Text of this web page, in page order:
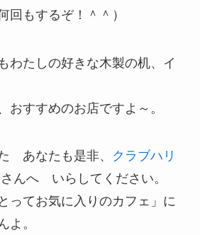
回もするぞ！＾＾）
わたしの好きな木製の机、イ
おすすめのお店ですよ～。
あなたも是非、
クラブハリ
さんへ いらしてください。
ってお気に入りのカフェ」に
よ。